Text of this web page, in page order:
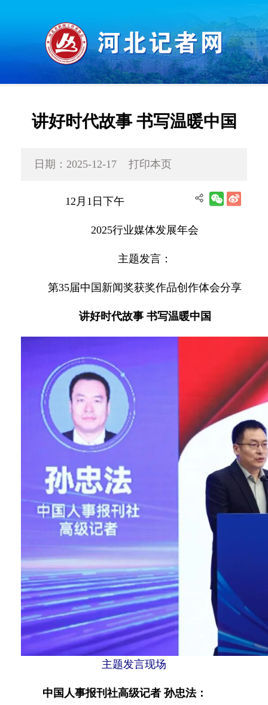
讲好时代故事 书写温暖中国
日期：2025-12-17 打印本页
12月1日下午
2025行业媒体发展年会
主题发言：
第35届中国新闻奖获奖作品创作体会分享
讲好时代故事 书写温暖中国
主题发言现场
中国人事报刊社高级记者 孙忠法：